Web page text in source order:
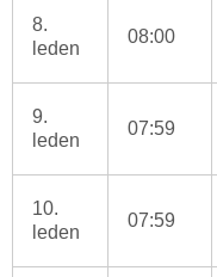
8.
leden
08:00
9.
leden
07:59
10.
leden
07:59